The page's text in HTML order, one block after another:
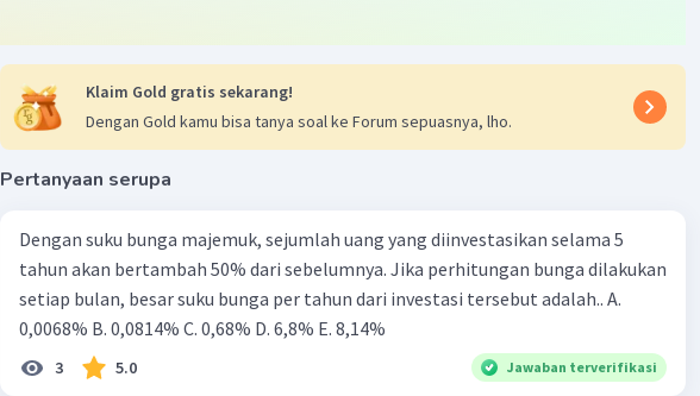
Iklan
Klaim Gold gratis sekarang!
Dengan Gold kamu bisa tanya soal ke Forum sepuasnya, lho.
Pertanyaan serupa
Dengan suku bunga majemuk, sejumlah uang yang diinvestasikan selama 5
tahun akan bertambah 50% dari sebelumnya. Jika perhitungan bunga dilakukan
setiap bulan, besar suku bunga per tahun dari investasi tersebut adalah.. A.
0,0068% B. 0,0814% C. 0,68% D. 6,8% Ε. 8,14%
3 5.0 Jawaban terverifikasi